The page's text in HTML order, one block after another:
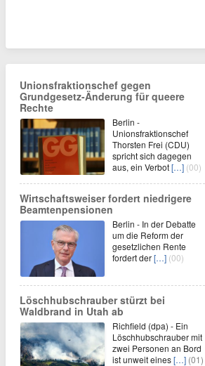
Unionsfraktionschef gegen
Grundgesetz-Änderung für queere
Rechte
Berlin -
Unionsfraktionschef
Thorsten Frei (CDU)
spricht sich dagegen
aus, ein Verbot[…] (00)
Wirtschaftsweiser fordert niedrigere
Beamtenpensionen
Berlin - In der Debatte
um die Reform der
gesetzlichen Rente
fordert der[…] (00)
Löschhubschrauber stürzt bei
Waldbrand in Utah ab
Richfield (dpa) - Ein
Löschhubschrauber mit
zwei Personen an Bord
ist unweit eines[…] (01)